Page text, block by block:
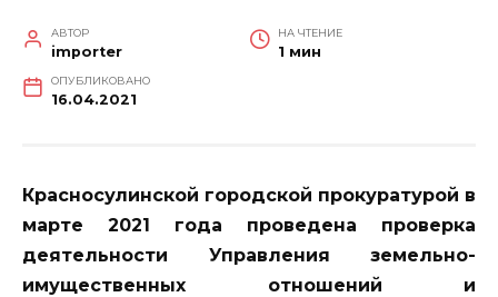
АВТОР
importer
НА ЧТЕНИЕ
1 мин
ОПУБЛИКОВАНО
16.04.2021
Красносулинской городской прокуратурой в
марте 2021 года проведена проверка
деятельности Управления земельно-
имущественных отношений и